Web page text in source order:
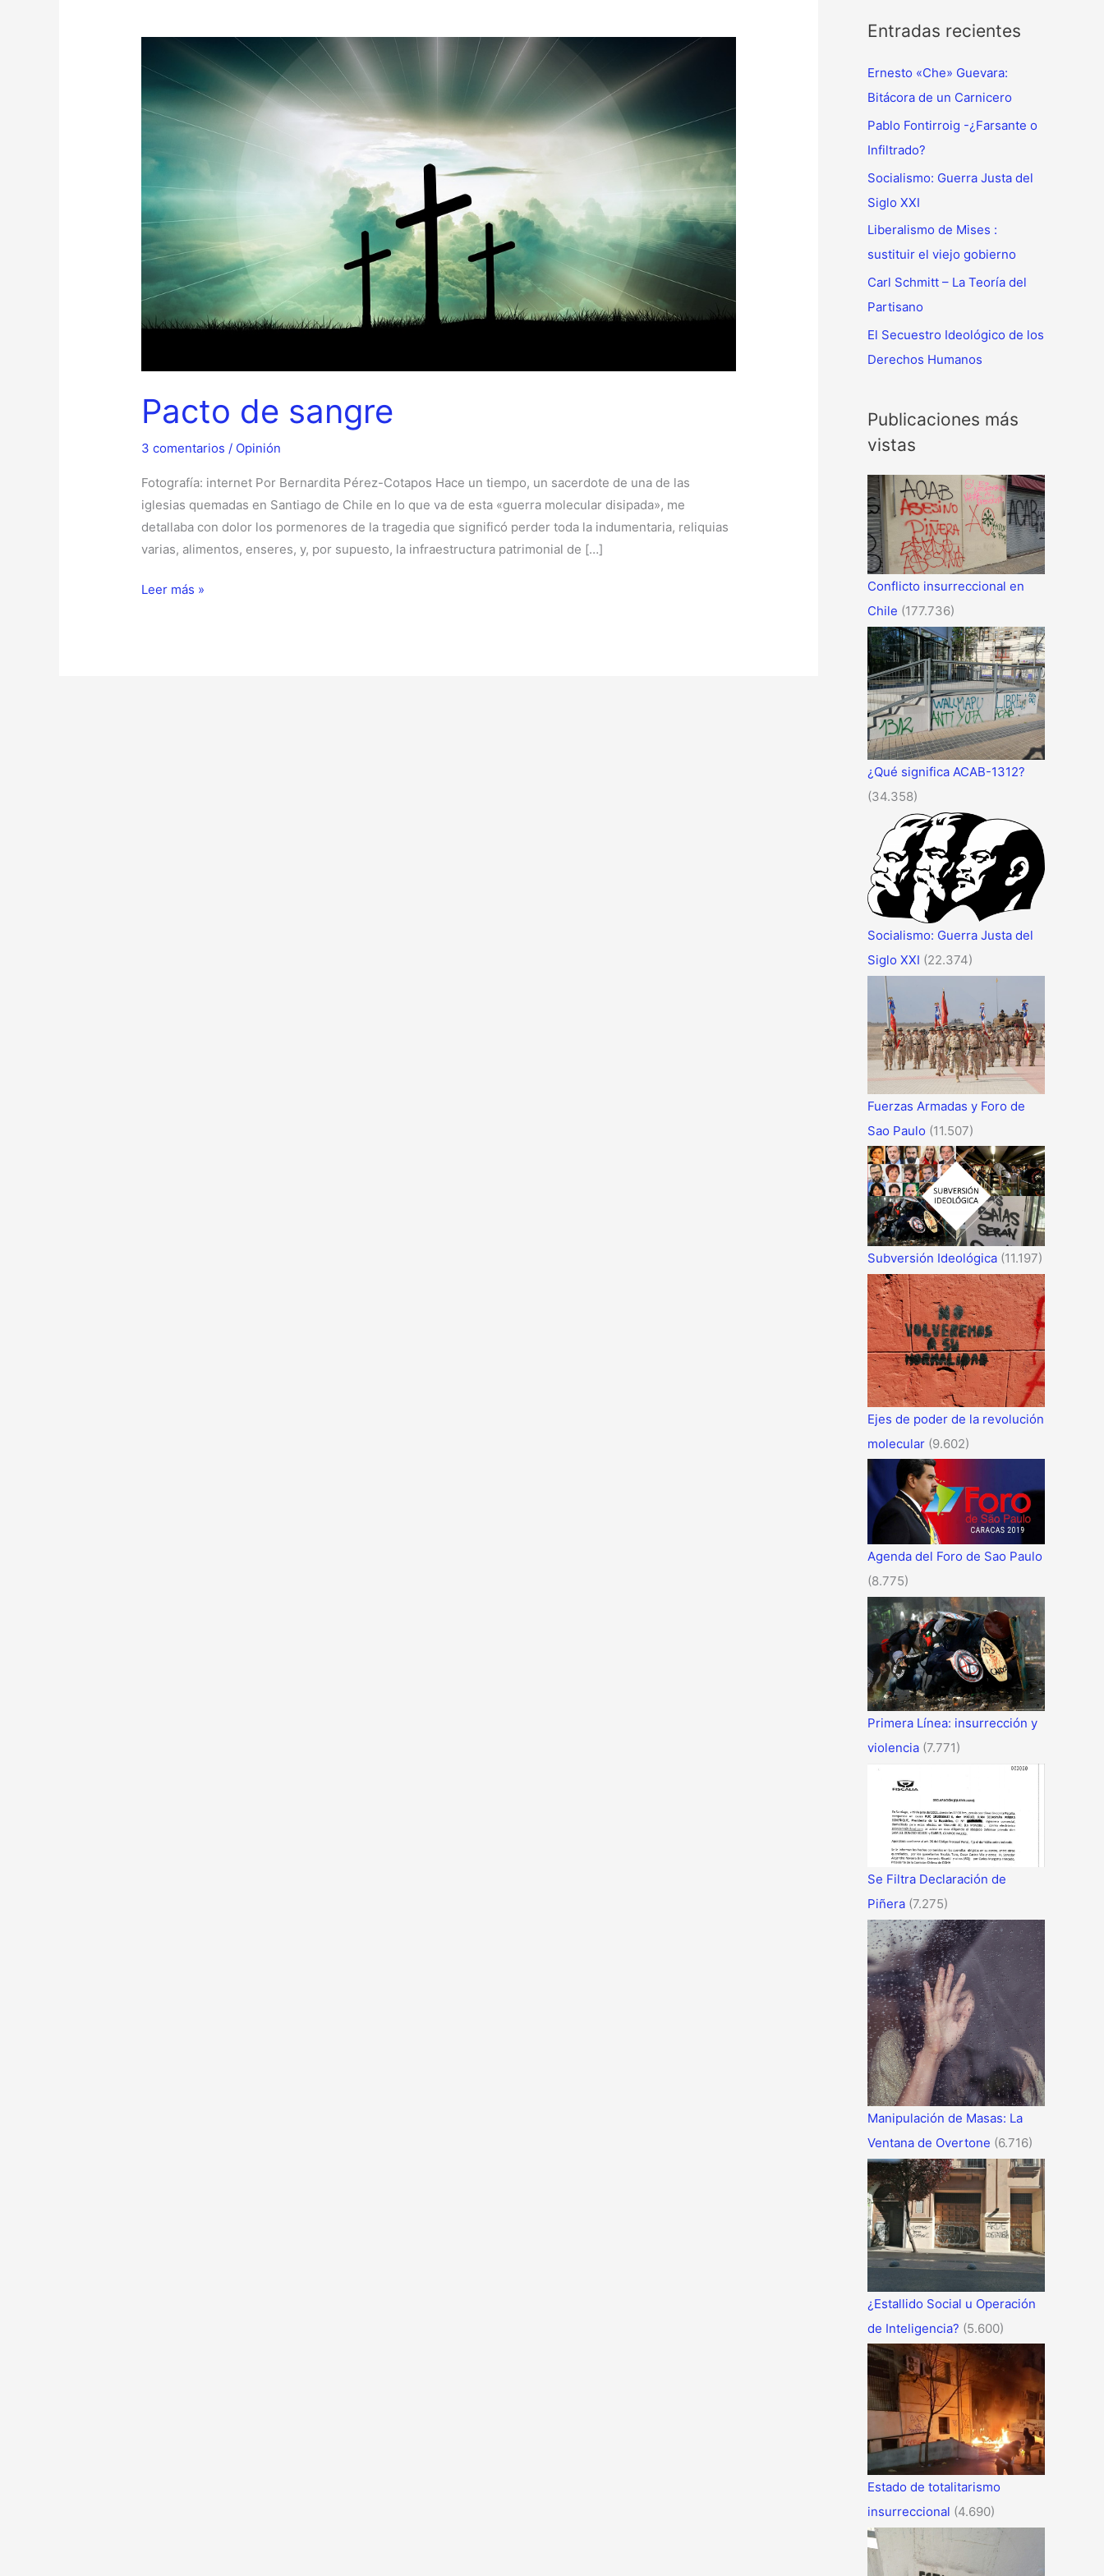
Pacto de sangre
3 comentarios / Opinión
Fotografía: internet Por Bernardita Pérez-Cotapos Hace un tiempo, un sacerdote de una de las
iglesias quemadas en Santiago de Chile en lo que va de esta «guerra molecular disipada», me
detallaba con dolor los pormenores de la tragedia que significó perder toda la indumentaria, reliquias
varias, alimentos, enseres, y, por supuesto, la infraestructura patrimonial de […]
de
sangre
Leer más »
o
:
Entradas recientes
Ernesto «Che» Guevara:
Bitácora de un Carnicero
Pablo Fontirroig -¿Farsante o
Infiltrado?
Socialismo: Guerra Justa del
Siglo XXI
Liberalismo de Mises :
sustituir el viejo gobierno
Carl Schmitt – La Teoría del
Partisano
El Secuestro Ideológico de los
Derechos Humanos
Publicaciones más
vistas
Conflicto insurreccional en
Chile (177.736)
¿Qué significa ACAB-1312?
(34.358)
Socialismo: Guerra Justa del
Siglo XXI (22.374)
Fuerzas Armadas y Foro de
Sao Paulo (11.507)
Subversión Ideológica (11.197)
Ejes de poder de la revolución
molecular (9.602)
Agenda del Foro de Sao Paulo
(8.775)
Primera Línea: insurrección y
violencia (7.771)
Se Filtra Declaración de
Piñera (7.275)
Manipulación de Masas: La
Ventana de Overtone (6.716)
¿Estallido Social u Operación
de Inteligencia? (5.600)
Estado de totalitarismo
insurreccional (4.690)